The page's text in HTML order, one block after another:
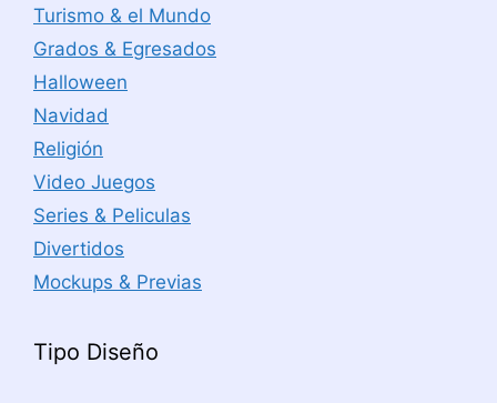
Turismo & el Mundo
Grados & Egresados
Halloween
Navidad
Religión
Video Juegos
Series & Peliculas
Divertidos
Mockups & Previas
Tipo Diseño